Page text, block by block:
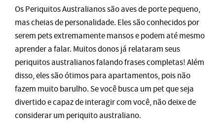
Os Periquitos Australianos são aves de porte pequeno,
mas cheias de personalidade. Eles são conhecidos por
serem pets extremamente mansos e podem até mesmo
aprender a falar. Muitos donos já relataram seus
periquitos australianos falando frases completas! Além
disso, eles são ótimos para apartamentos, pois não
fazem muito barulho. Se você busca um pet que seja
divertido e capaz de interagir com você, não deixe de
considerar um periquito australiano.